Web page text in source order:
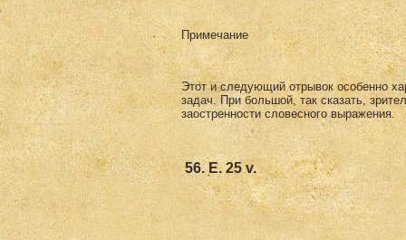
Примечание
Этот и следующий отрывок особенно
задач. При большой, так сказать,
заостренности словесного выражения.
56. Е. 25 v.